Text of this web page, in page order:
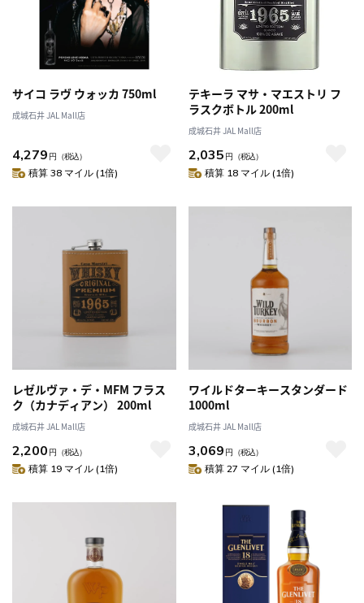
サイコ ラヴ ウォッカ 750ml
成城石井 JAL Mall店
4,279 円 （税込）
積算 38 マイル (1倍)
テキーラ マサ・マエストリ フ
ラスクボトル 200ml
成城石井 JAL Mall店
2,035 円 （税込）
積算 18 マイル (1倍)
レゼルヴァ・デ・MFM フラス
ク（カナディアン） 200ml
成城石井 JAL Mall店
2,200 円 （税込）
積算 19 マイル (1倍)
ワイルドターキースタンダード
1000ml
成城石井 JAL Mall店
3,069 円 （税込）
積算 27 マイル (1倍)